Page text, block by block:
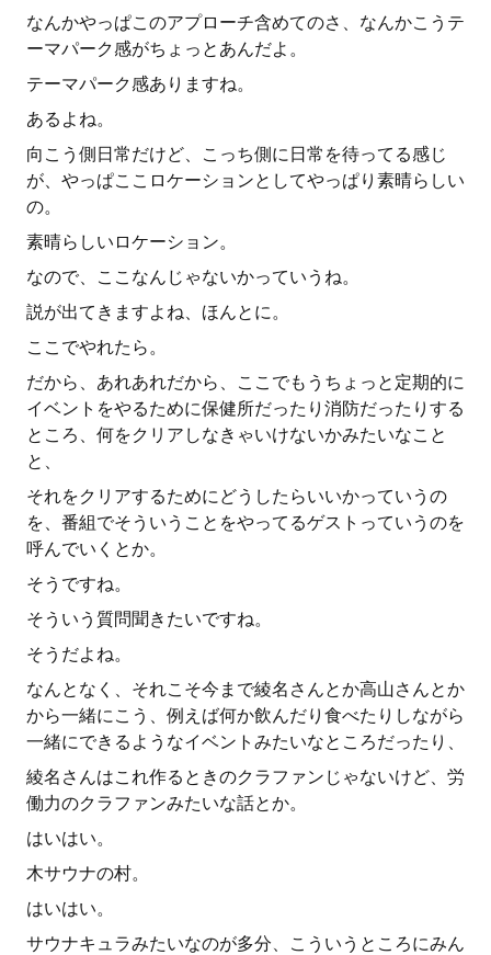
なんかやっぱこのアプローチ含めてのさ、なんかこうテ
ーマパーク感がちょっとあんだよ。
テーマパーク感ありますね。
あるよね。
向こう側日常だけど、こっち側に日常を待ってる感じ
が、やっぱここロケーションとしてやっぱり素晴らしい
の。
素晴らしいロケーション。
なので、ここなんじゃないかっていうね。
説が出てきますよね、ほんとに。
ここでやれたら。
だから、あれあれだから、ここでもうちょっと定期的に
イベントをやるために保健所だったり消防だったりする
ところ、何をクリアしなきゃいけないかみたいなこと
と、
それをクリアするためにどうしたらいいかっていうの
を、番組でそういうことをやってるゲストっていうのを
呼んでいくとか。
そうですね。
そういう質問聞きたいですね。
そうだよね。
なんとなく、それこそ今まで綾名さんとか高山さんとか
から一緒にこう、例えば何か飲んだり食べたりしながら
一緒にできるようなイベントみたいなところだったり、
綾名さんはこれ作るときのクラファンじゃないけど、労
働力のクラファンみたいな話とか。
はいはい。
木サウナの村。
はいはい。
サウナキュラみたいなのが多分、こういうところにみん